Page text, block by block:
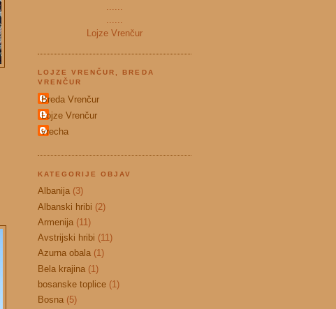
......
......
Lojze Vrenčur
LOJZE VRENČUR, BREDA
VRENČUR
Breda Vrenčur
Lojze Vrenčur
vrecha
KATEGORIJE OBJAV
Albanija (3)
Albanski hribi (2)
Armenija (11)
Avstrijski hribi (11)
Azurna obala (1)
Bela krajina (1)
bosanske toplice (1)
Bosna (5)